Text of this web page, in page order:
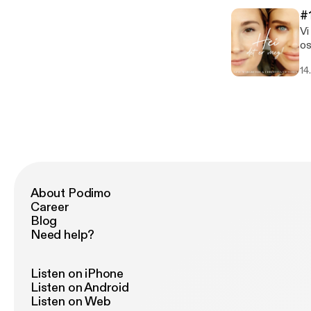
About Podimo
Career
Blog
Need help?
Listen on iPhone
Listen on Android
Listen on Web